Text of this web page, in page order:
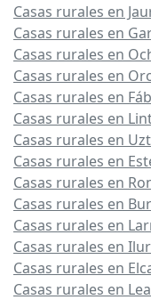
Casas rurales en
Casas rurales en
Casas rurales en
Casas rurales en
Casas rurales en
Casas rurales en
Casas rurales en
Casas rurales en
Casas rurales en
Casas rurales en
Casas rurales en
Casas rurales en
Casas rurales en
Casas rurales en